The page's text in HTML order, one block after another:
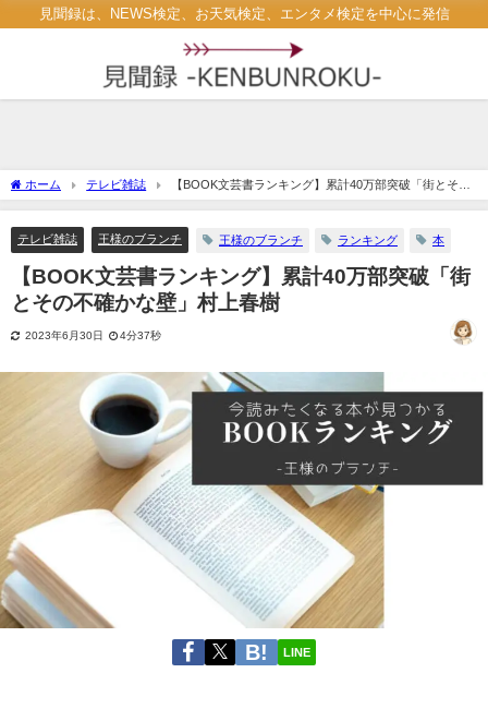
見聞録は、NEWS検定、お天気検定、エンタメ検定を中心に発信
ホーム テレビ雑誌
【BOOK文芸書ランキング】累計40万部突破「街とその
不確かな壁」村上春樹
テレビ雑誌 王様のブランチ 王様のブランチ ランキング 本
【BOOK文芸書ランキング】累計40万部突破「街
とその不確かな壁」村上春樹
2023年6月30日 4分37秒
LINE